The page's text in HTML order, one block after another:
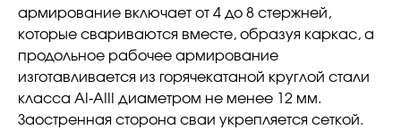
армирование включает от 4 до 8 стержней,
которые свариваются вместе, образуя каркас, а
продольное рабочее армирование
изготавливается из горячекатаной круглой стали
класса АI-АIII диаметром не менее 12 мм.
Заостренная сторона сваи укрепляется сеткой.